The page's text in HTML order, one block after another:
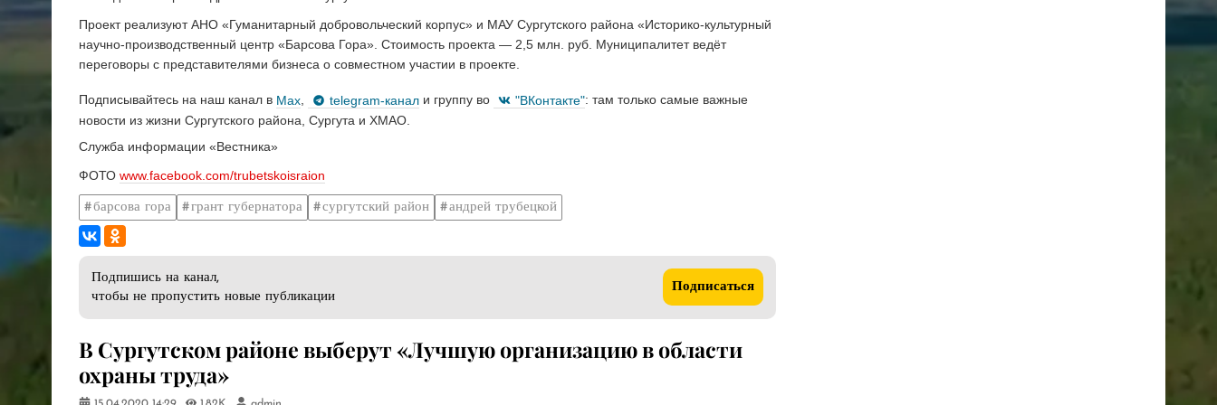
Проект реализуют АНО «Гуманитарный добровольческий корпус» и МАУ Сургутского района «Историко-культурный
научно-производственный центр «Барсова Гора». Стоимость проекта — 2,5 млн. руб. Муниципалитет ведёт
переговоры с представителями бизнеса о совместном участии в проекте.
Подписывайтесь на наш канал в Max, telegram-канал и группу во "ВКонтакте": там только самые важные
новости из жизни Сургутского района, Сургута и ХМАО.
Служба информации «Вестника»
ФОТО www.facebook.com/trubetskoisraion
барсова гора грант губернатора сургутский район андрей трубецкой
Подпишись на канал,
чтобы не пропустить новые публикации
Подписаться
​В Сургутском районе выберут «Лучшую организацию в области
охраны труда»